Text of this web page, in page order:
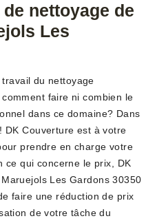
nettoyage de
Les
du nettoyage
faire ni combien le
dans ce domaine? Dans
DK Couverture est à votre
prendre en charge votre
ce qui concerne le prix, DK
Les Gardons 30350
faire une réduction de prix
de votre tâche du